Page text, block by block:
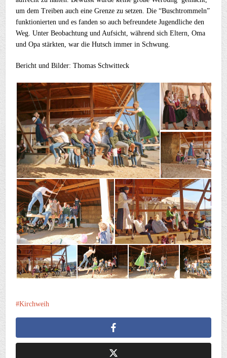
um dem Treiben auch eine Grenze zu setzen. Die “Buschtrommeln”
funktionierten und es fanden so auch befreundete Jugendliche den
Weg. Unter Beobachtung und Aufsicht, während sich Eltern, Oma
und Opa stärkten, war die Hutsch immer in Schwung.
Bericht und Bilder: Thomas Schwitteck
Kirchweih